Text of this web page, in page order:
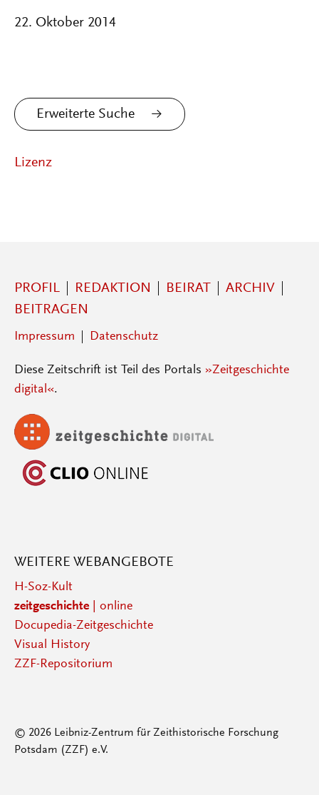
22. Oktober 2014
Erweiterte Suche
Lizenz
PROFIL REDAKTION BEIRAT
ARCHIV
BEITRAGEN
Impressum Datenschutz
Diese Zeitschrift ist Teil des Portals »Zeitgeschichte
digital«.
WEITERE WEBANGEBOTE
H-Soz-Kult
zeitgeschichte| online
Docupedia-Zeitgeschichte
Visual History
ZZF-Repositorium
© 2026 Leibniz-Zentrum für Zeithistorische Forschung
Potsdam (ZZF) e.V.